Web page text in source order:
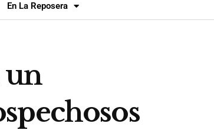
En La Reposera
un